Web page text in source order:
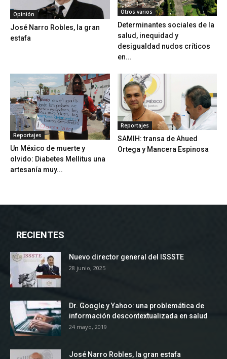
Opinión
José Narro Robles, la gran
estafa
Otros varios
Determinantes sociales de la
salud, inequidad y
desigualdad nudos críticos
en...
Reportajes
Un México de muerte y
olvido: Diabetes Mellitus una
artesanía muy...
Reportajes
SAMIH: transa de Ahued
Ortega y Mancera Espinosa
RECIENTES
Nuevo director general del ISSSTE
28 junio, 2025
Dr. Google y Yahoo: una problemática de
información descontextualizada en salud
24 mayo, 2019
José Narro Robles, la gran estafa